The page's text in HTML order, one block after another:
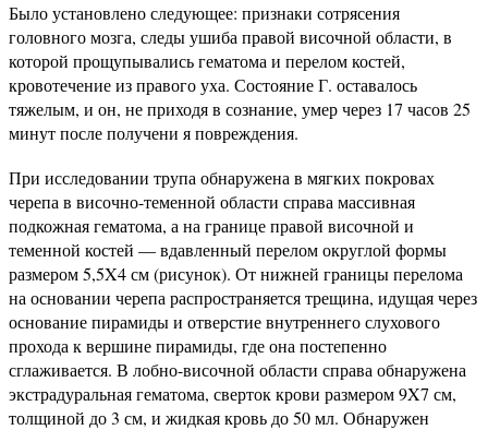
Было установлено следующее: признаки сотрясения
головного мозга, следы ушиба правой височной области, в
которой прощупывались гематома и перелом костей,
кровотечение из правого уха. Состояние Г. оставалось
тяжелым, и он, не приходя в сознание, умер через 17 часов 25
минут после получени я повреждения.
При исследовании трупа обнаружена в мягких покровах
черепа в височно-теменной области справа массивная
подкожная гематома, а на границе правой височной и
теменной костей — вдавленный перелом округлой формы
размером 5,5X4 см (рисунок). От нижней границы перелома
на основании черепа распространяется трещина, идущая через
основание пирамиды и отверстие внутреннего слухового
прохода к вершине пирамиды, где она постепенно
сглаживается. В лобно-височной области справа обнаружена
экстрадуральная гематома, сверток крови размером 9X7 см,
толщиной до 3 см, и жидкая кровь до 50 мл. Обнаружен